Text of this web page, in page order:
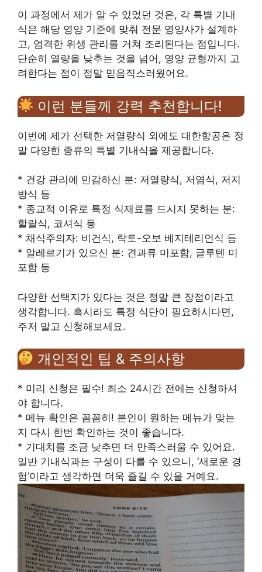
이 과정에서 제가 알 수 있었던 것은, 각 특별 기내
식은 해당 영양 기준에 맞춰 전문 영양사가 설계하
고, 엄격한 위생 관리를 거쳐 조리된다는 점입니다.
단순히 열량을 낮추는 것을 넘어, 영양 균형까지 고
려한다는 점이 정말 믿음직스러웠어요.
이런 분들께 강력 추천합니다!
이번에 제가 선택한 저열량식 외에도 대한항공은 정
말 다양한 종류의 특별 기내식을 제공합니다.
* 건강 관리에 민감하신 분: 저열량식, 저염식, 저지
방식 등
* 종교적 이유로 특정 식재료를 드시지 못하는 분:
할랄식, 코셔식 등
* 채식주의자: 비건식, 락토-오보 베지테리언식 등
* 알레르기가 있으신 분: 견과류 미포함, 글루텐 미
포함 등
다양한 선택지가 있다는 것은 정말 큰 장점이라고
생각합니다. 혹시라도 특정 식단이 필요하시다면,
주저 말고 신청해보세요.
개인적인 팁 & 주의사항
* 미리 신청은 필수! 최소 24시간 전에는 신청하셔
야 합니다.
* 메뉴 확인은 꼼꼼히! 본인이 원하는 메뉴가 맞는
지 다시 한번 확인하는 것이 좋습니다.
* 기대치를 조금 낮추면 더 만족스러울 수 있어요.
일반 기내식과는 구성이 다를 수 있으니, ‘새로운 경
험’이라고 생각하면 더욱 즐길 수 있을 거예요.